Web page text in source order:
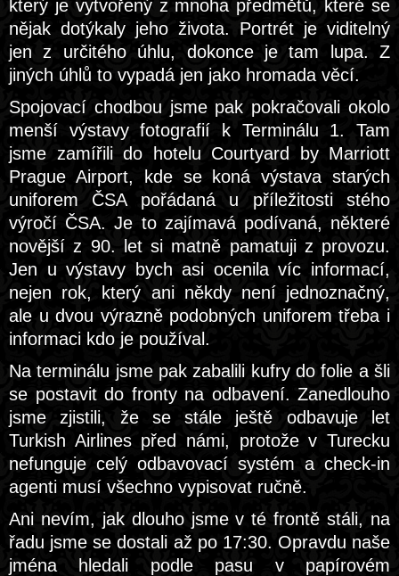
který je vytvořený z mnoha předmětů, které se
nějak dotýkaly jeho života. Portrét je viditelný
jen z určitého úhlu, dokonce je tam lupa. Z
jiných úhlů to vypadá jen jako hromada věcí.
Spojovací chodbou jsme pak pokračovali okolo
menší výstavy fotografií k Terminálu 1. Tam
jsme zamířili do hotelu Courtyard by Marriott
Prague Airport, kde se koná výstava starých
uniforem ČSA pořádaná u příležitosti stého
výročí ČSA. Je to zajímavá podívaná, některé
novější z 90. let si matně pamatuji z provozu.
Jen u výstavy bych asi ocenila víc informací,
nejen rok, který ani někdy není jednoznačný,
ale u dvou výrazně podobných uniforem třeba i
informaci kdo je používal.
Na terminálu jsme pak zabalili kufry do folie a šli
se postavit do fronty na odbavení. Zanedlouho
jsme zjistili, že se stále ještě odbavuje let
Turkish Airlines před námi, protože v Turecku
nefunguje celý odbavovací systém a check-in
agenti musí všechno vypisovat ručně.
Ani nevím, jak dlouho jsme v té frontě stáli, na
řadu jsme se dostali až po 17:30. Opravdu naše
jména hledali podle pasu v papírovém